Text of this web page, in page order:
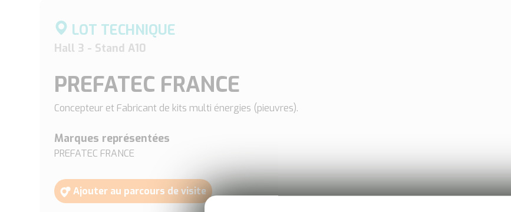
LOT TECHNIQUE
Hall 3 - Stand A10
PREFATEC FRANCE
Concepteur et Fabricant de kits multi énergies (pieuvres).
Marques représentées
PREFATEC FRANCE
Ajouter au parcours de visite